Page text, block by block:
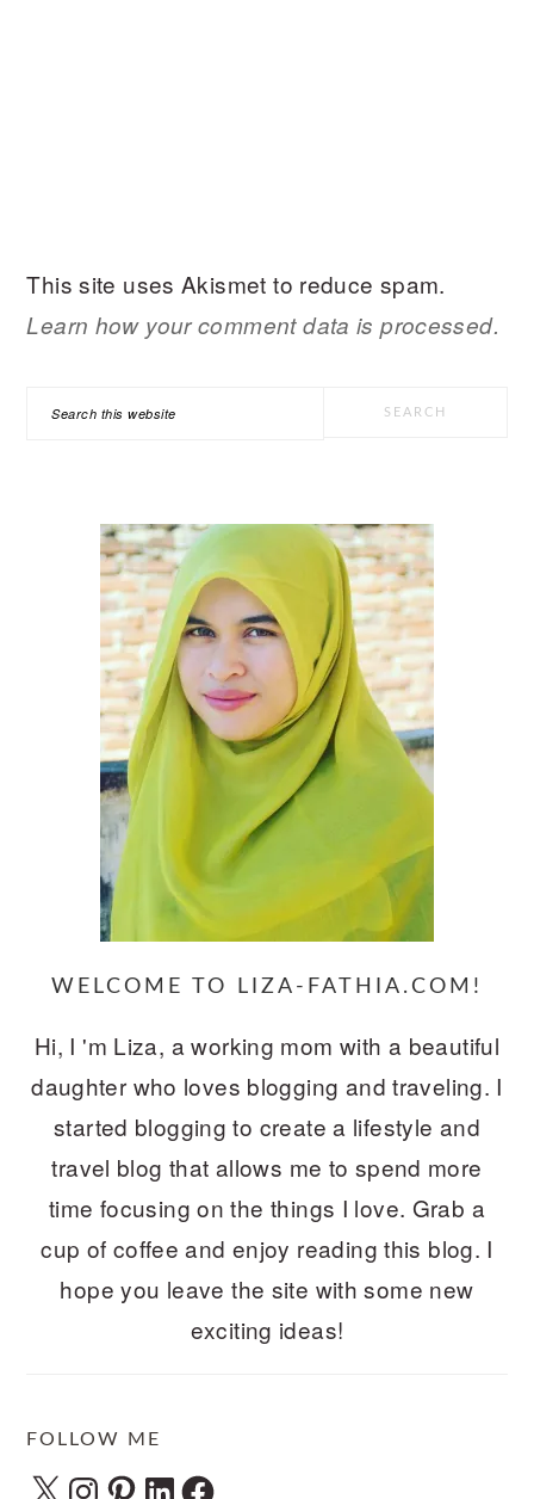
This site uses Akismet to reduce spam.
Learn how your comment data is processed.
Search
WELCOME TO LIZA-FATHIA.COM!
Hi, I 'm Liza, a working mom with a beautiful
daughter who loves blogging and traveling. I
started blogging to create a lifestyle and
travel blog that allows me to spend more
time focusing on the things I love. Grab a
cup of coffee and enjoy reading this blog. I
hope you leave the site with some new
exciting ideas!
FOLLOW ME
X Instagram
Pinterest
LinkedInFacebook